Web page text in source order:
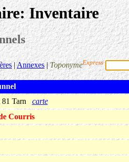
Inventaire
|Annexes|ToponymeExpress
81 Tarn carte
Courris